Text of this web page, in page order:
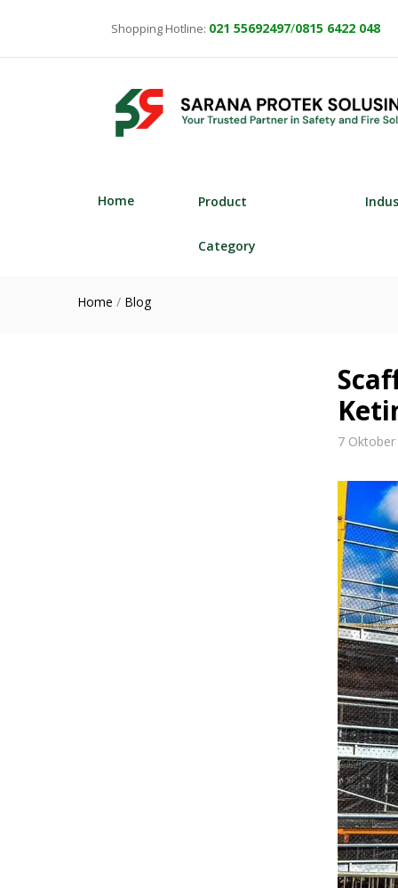
Shopping Hotline: 021 55692497/0815 6422 048
Home Product
Category
Home / Blog
7 Oktober